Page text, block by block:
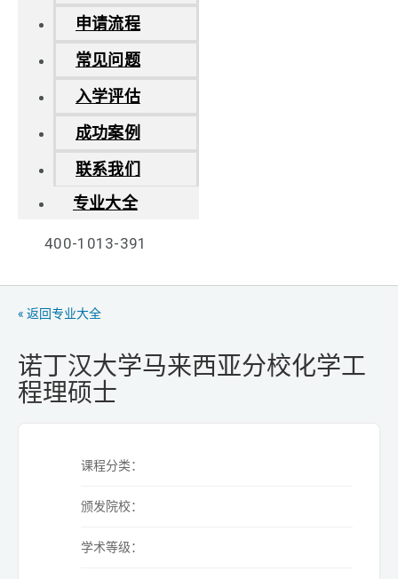
申请流程
常见问题
入学评估
成功案例
联系我们
专业大全
400-1013-391
« 返回专业大全
诺丁汉大学马来西亚分校化学工
程理硕士
课程分类：
颁发院校：
学术等级：